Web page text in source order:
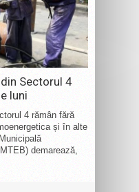
Sectorul 4
luni
4 rămân fără
și în alte
demarează,